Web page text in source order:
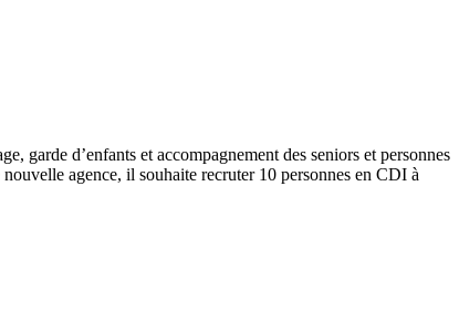
garde d’enfants et accompagnement des seniors et personnes
agence, il souhaite recruter 10 personnes en CDI à